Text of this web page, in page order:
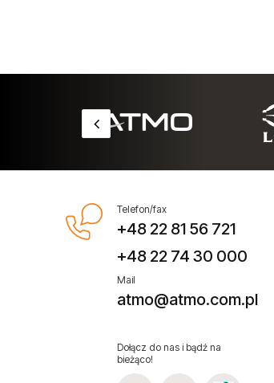
Zszywki do zszywaczy
Typ 85
Typ 115
Typ 92
Zwijadła przewodów do wody
Telefon/fax
+48 22 81 56 721
+48 22 74 30 000
Mail
atmo@atmo.com.pl
Dołącz do nas i bądź na
bieżąco!